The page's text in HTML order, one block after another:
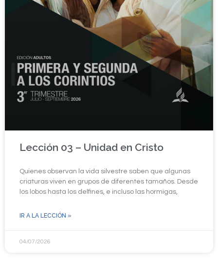
Lección 03 – Unidad en Cristo
Quienes observan la vida silvestre saben que algunas
criaturas viven en grupos de diferentes tamaños. Desde
los lobos hasta los delfines, e incluso las hormigas,
IR A LA LECCIÓN »
04/07/2026